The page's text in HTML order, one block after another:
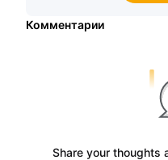
Комментарии
Share your thoughts